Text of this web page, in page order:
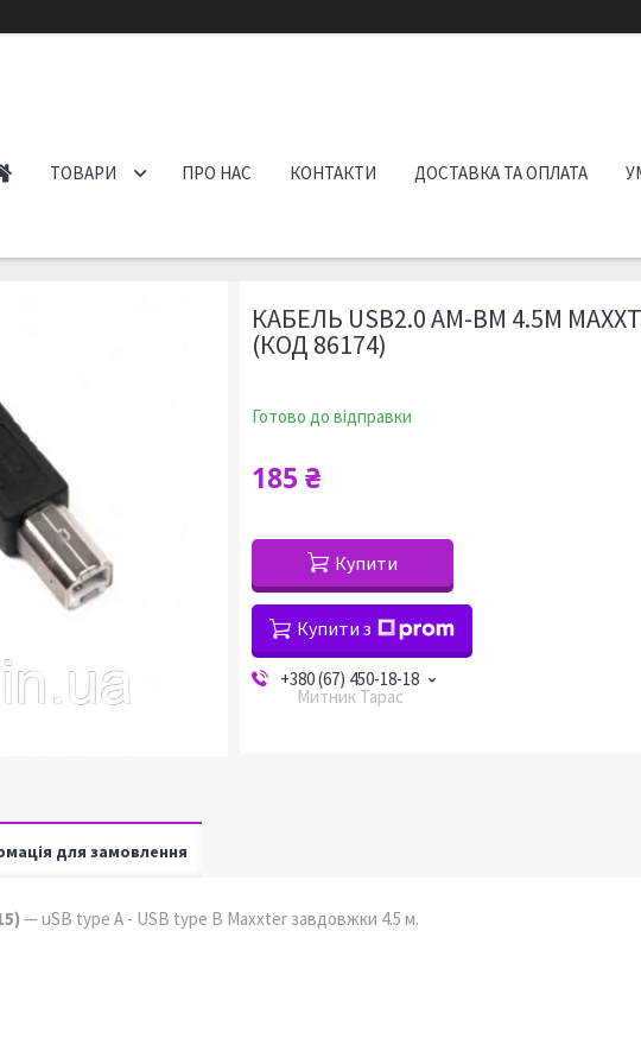
ТОВАРИ ПРО НАС КОНТАКТИ ДОСТАВКА ТА ОПЛАТА
КАБЕЛЬ USB2.0 AM-BM 4.5М
(КОД 86174)
Готово до відправки
185 ₴
Купити
Купити з
+380 (67) 450-18-18
Митник Тарас
для замовлення
— uSB type A - USB type B Maxxter завдовжки 4.5 м.